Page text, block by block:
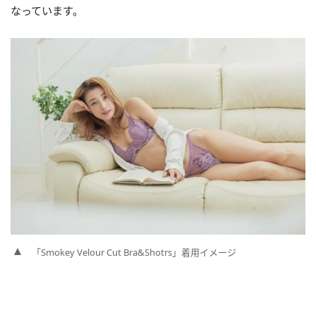
なっています。
「Smokey Velour Cut Bra&Shotrs」着用イメージ